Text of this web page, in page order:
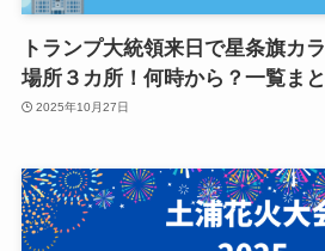
トランプ大統領来日で星条旗カ
場所３カ所！何時から？一覧ま
2025年10月27日